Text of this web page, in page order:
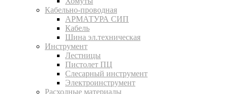
Кабельно-проводная
АРМАТУРА СИП
Кабель
Шина эл.техническая
Инструмент
Лестницы
Пистолет ПЦ
Слесарный инструмент
Электроинструмент
Расходные материалы